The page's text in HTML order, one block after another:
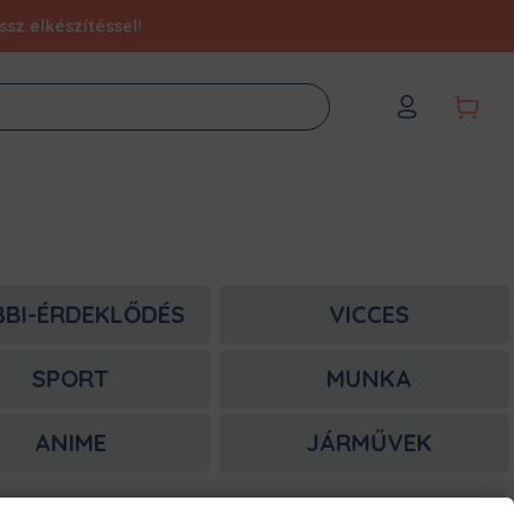
elkészítéssel!
ÉRDEKLŐDÉS VICCES
SPORT MUNKA
ANIME JÁRMŰVEK